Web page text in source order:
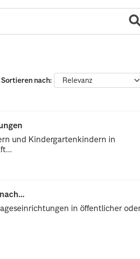
Sortieren nach
und Kindergartenkindern in
in öffentlicher